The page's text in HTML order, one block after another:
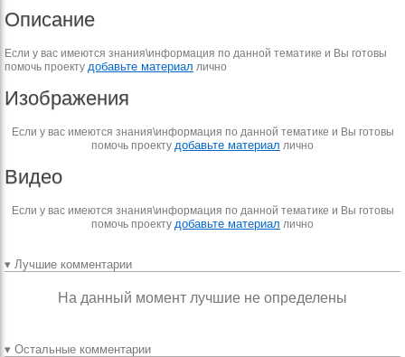
Описание
Если у вас имеются знания\информация по данной тематике и Вы готовы
помочь проекту добавьте материал лично
Изображения
Если у вас имеются знания\информация по данной тематике и Вы готовы
помочь проекту добавьте материал лично
Видео
Если у вас имеются знания\информация по данной тематике и Вы готовы
помочь проекту добавьте материал лично
▾ Лучшие комментарии
На данный момент лучшие не определены
▾ Остальные комментарии